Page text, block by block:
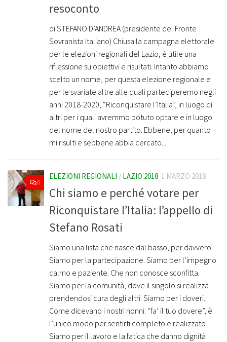
resoconto
di STEFANO D’ANDREA (presidente del Fronte
Sovranista Italiano) Chiusa la campagna elettorale
per le elezioni regionali del Lazio, è utile una
riflessione su obiettivi e risultati. Intanto abbiamo
scelto un nome, per questa elezione regionale e
per le svariate altre alle quali parteciperemo negli
anni 2018-2020, “Riconquistare l’Italia”, in luogo di
altri per i quali avremmo potuto optare e in luogo
del nome del nostro partito. Ebbene, per quanto
mi risulti e sebbene abbia cercato...
0
ELEZIONI REGIONALI / LAZIO 2018 1 MARZO 2018
Chi siamo e perché votare per
Riconquistare l’Italia: l’appello di
Stefano Rosati
Siamo una lista che nasce dal basso, per davvero.
Siamo per la partecipazione. Siamo per l’impegno
calmo e paziente. Che non conosce sconfitta.
Siamo per la comunità, dove il singolo si realizza
prendendosi cura degli altri. Siamo per i doveri.
Come dicevano i nostri nonni: “fa’ il tuo dovere”, è
l’unico modo per sentirti completo e realizzato.
Siamo per il lavoro e la fatica che danno dignità